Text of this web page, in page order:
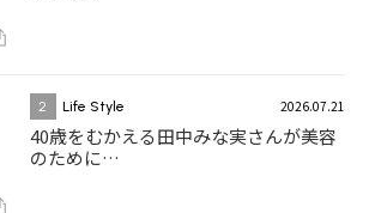
2 Life Style 2026.07.21
40歳をむかえる田中みな実さんが美容
のために…